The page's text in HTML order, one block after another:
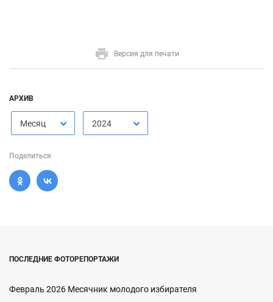
Версия для печати
АРХИВ
Месяц 2024
Поделиться
ПОСЛЕДНИЕ ФОТОРЕПОРТАЖИ
Февраль 2026 Месячник молодого избирателя